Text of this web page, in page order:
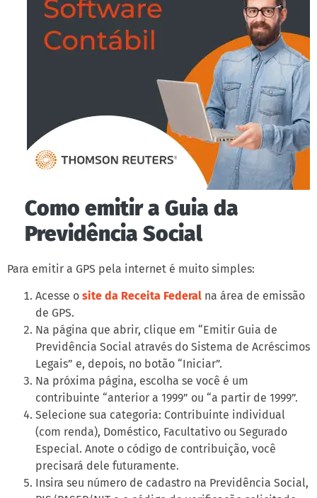
Como emitir a Guia da
Previdência Social
Para emitir a GPS pela internet é muito simples:
Acesse o site da Receita Federal na área de emissão
de GPS.
Na página que abrir, clique em “Emitir Guia de
Previdência Social através do Sistema de Acréscimos
Legais” e, depois, no botão “Iniciar”.
Na próxima página, escolha se você é um
contribuinte “anterior a 1999” ou “a partir de 1999”.
Selecione sua categoria: Contribuinte individual
(com renda), Doméstico, Facultativo ou Segurado
Especial. Anote o código de contribuição, você
precisará dele futuramente.
Insira seu número de cadastro na Previdência Social,